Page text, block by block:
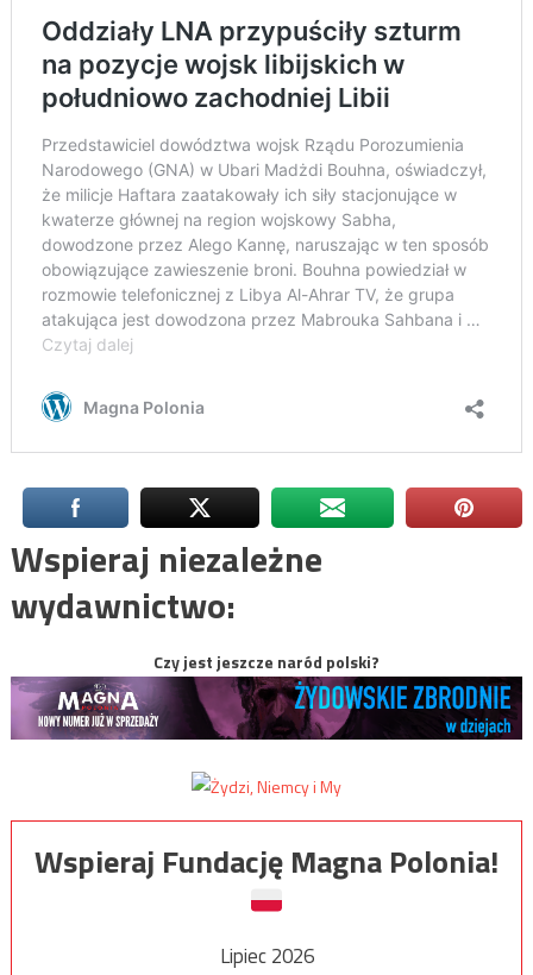
Wspieraj niezależne
wydawnictwo:
Czy jest jeszcze naród polski?
Wspieraj Fundację Magna Polonia!
Lipiec 2026